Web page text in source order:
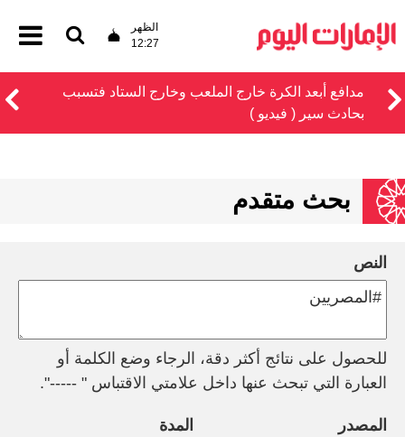
الظهر
12:27
مدافع أبعد الكرة خارج الملعب وخارج الستاد فتسبب
بحادث سير ( فيديو )
بحث متقدم
النص
للحصول على نتائج أكثر دقة، الرجاء وضع الكلمة أو
العبارة التي تبحث عنها داخل علامتي الاقتباس " -----".
المصدر المدة